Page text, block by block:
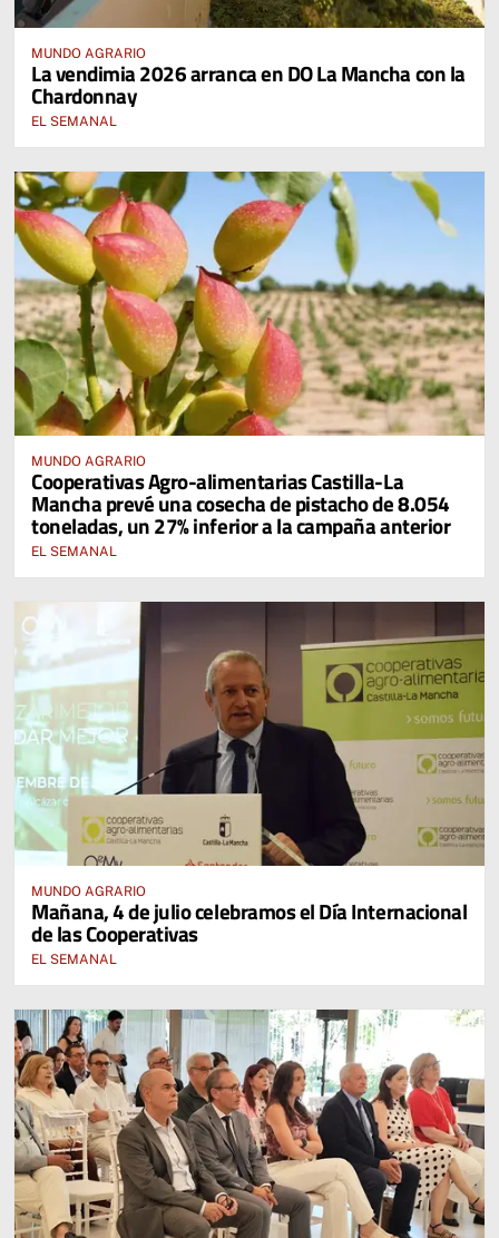
MUNDO AGRARIO
La vendimia 2026 arranca en DO La Mancha con la
Chardonnay
EL SEMANAL
MUNDO AGRARIO
Cooperativas Agro-alimentarias Castilla-La
Mancha prevé una cosecha de pistacho de 8.054
toneladas, un 27% inferior a la campaña anterior
EL SEMANAL
MUNDO AGRARIO
Mañana, 4 de julio celebramos el Día Internacional
de las Cooperativas
EL SEMANAL